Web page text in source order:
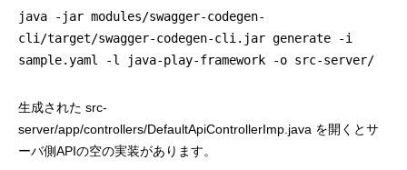
java -jar modules/swagger-codegen-
cli/target/swagger-codegen-cli.jar generate -i
sample.yaml -l java-play-framework -o src-server/
生成された src-
server/app/controllers/DefaultApiControllerImp.java を開くとサ
ーバ側APIの空の実装があります。